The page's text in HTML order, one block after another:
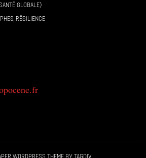
GLOBALE)
RÉSILIENCE
WordPress Theme by TagDiv